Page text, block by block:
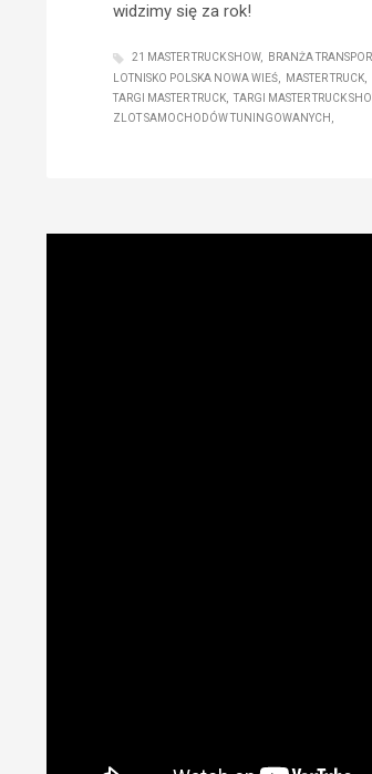
widzimy się za rok!
21 MASTER TRUCK SHOW BRANŻA
LOTNISKO POLSKA NOWA WIEŚ
MASTER TRUCK
TARGI MASTER TRUCK
TARGI MASTER TRUCK
ZLOT SAMOCHODÓW TUNINGOWANYCH